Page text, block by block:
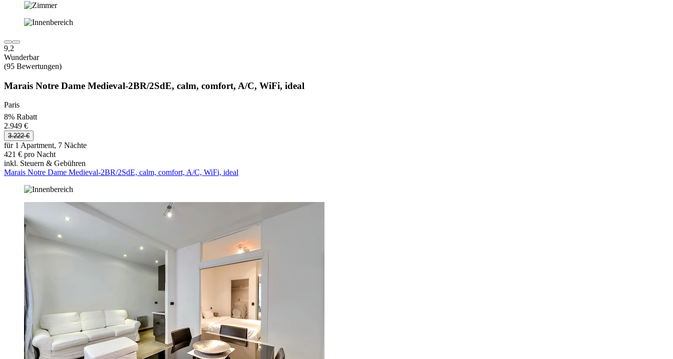
9,2
Wunderbar
(95 Bewertungen)
Marais Notre Dame Medieval-2BR/2SdE, calm, comfort, A/C, WiFi, ideal
Paris
8% Rabatt
2.949 €
3.222 €
für 1 Apartment, 7 Nächte
421 € pro Nacht
inkl. Steuern & Gebühren
Marais Notre Dame Medieval-2BR/2SdE, calm, comfort, A/C, WiFi, ideal